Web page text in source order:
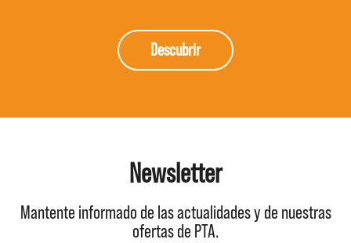
Descubrir
Newsletter
Mantente informado de las actualidades y de nuestras
ofertas de PTA.